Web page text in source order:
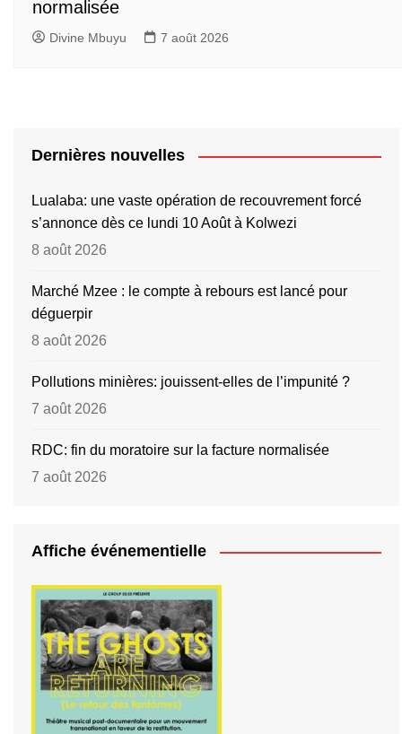
normalisée
Divine Mbuyu 7 août 2026
Dernières nouvelles
Lualaba: une vaste opération de recouvrement forcé
s’annonce dès ce lundi 10 Août à Kolwezi
8 août 2026
Marché Mzee : le compte à rebours est lancé pour
déguerpir
8 août 2026
Pollutions minières: jouissent-elles de l’impunité ?
7 août 2026
RDC: fin du moratoire sur la facture normalisée
7 août 2026
Affiche événementielle